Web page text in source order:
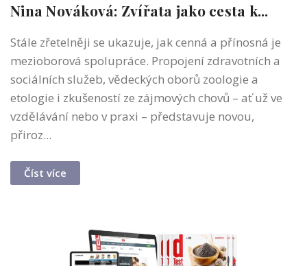
Nina Nováková: Zvířata jako cesta k...
Stále zřetelněji se ukazuje, jak cenná a přínosná je
mezioborová spolupráce. Propojení zdravotních a
sociálních služeb, vědeckých oborů zoologie a
etologie i zkušeností ze zájmových chovů – ať už ve
vzdělávání nebo v praxi – představuje novou,
přiroz...
Číst více